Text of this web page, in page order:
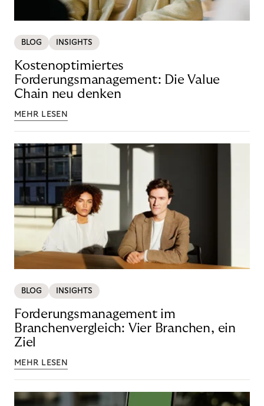
BLOG INSIGHTS
Kostenoptimiertes
Forderungsmanagement: Die Value
Chain neu denken
MEHR LESEN
BLOG INSIGHTS
Forderungsmanagement im
Branchenvergleich: Vier Branchen, ein
Ziel
MEHR LESEN